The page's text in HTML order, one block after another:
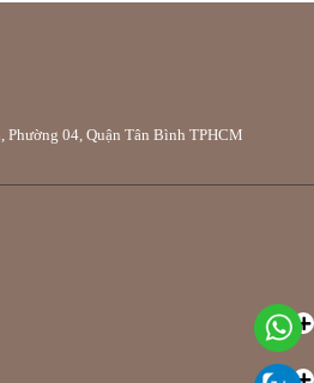
04, Quận Tân Bình TPHCM